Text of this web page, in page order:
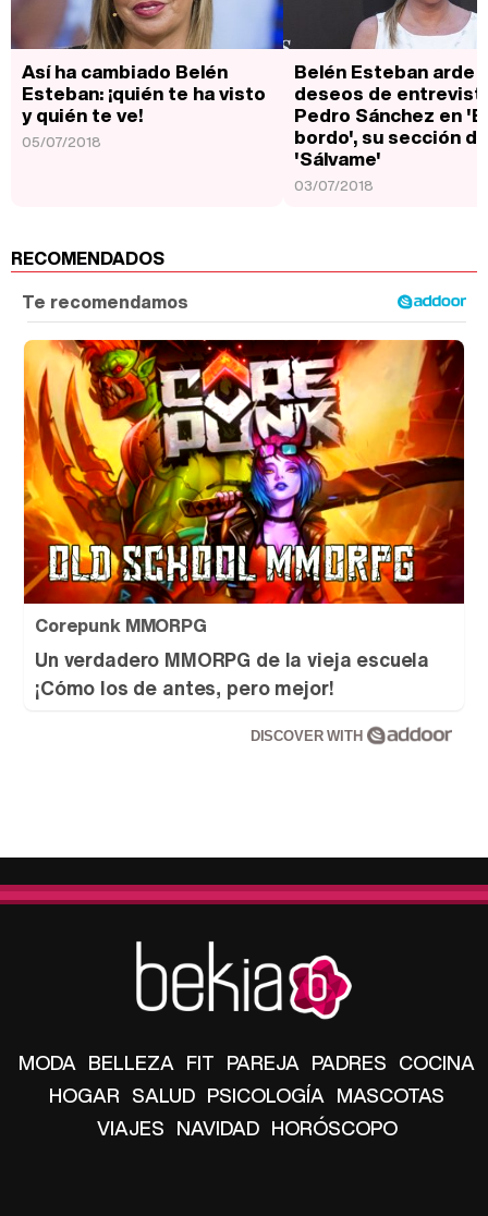
Así ha cambiado Belén
Esteban: ¡quién te ha visto
y quién te ve!
05/07/2018
Belén Esteban arde
deseos de
Pedro Sánchez en
bordo', su sección de
'Sálvame'
03/07/2018
RECOMENDADOS
Corepunk MMORPG
Un verdadero MMORPG de la vieja escuela
¡Cómo los de antes, pero mejor!
DISCOVER WITH
MODA BELLEZA FIT PAREJA PADRES COCINA
HOGAR SALUD PSICOLOGÍA MASCOTAS
VIAJES NAVIDAD HORÓSCOPO